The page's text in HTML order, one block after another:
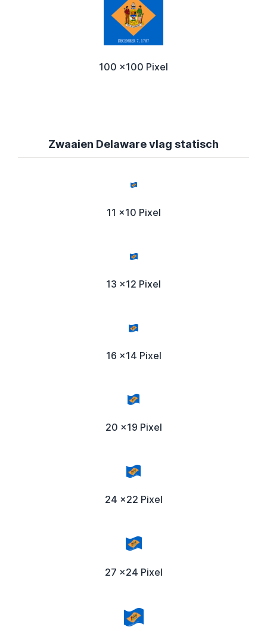
100 x100 Pixel
Zwaaien Delaware vlag statisch
11 x10 Pixel
13 x12 Pixel
16 x14 Pixel
20 x19 Pixel
24 x22 Pixel
27 x24 Pixel